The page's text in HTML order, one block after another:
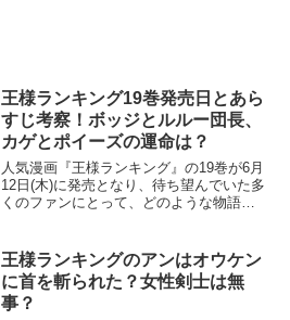
王様ランキング19巻発売日とあら
すじ考察！ボッジとルルー団長、
カゲとポイーズの運命は？
人気漫画『王様ランキング』の19巻が6月
12日(木)に発売となり、待ち望んでいた多
くのファンにとって、どのような物語の
発売され、気になるあらすじや考察を交
えなが...
王様ランキングのアンはオウケン
に首を斬られた？女性剣士は無
事？